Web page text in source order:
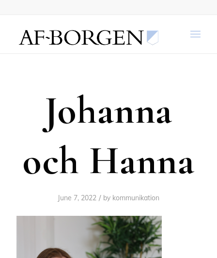
Johanna
och Hanna
June 7, 2022 / by kommunikation